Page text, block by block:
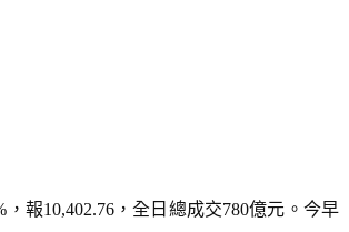
報10,402.76，全日總成交780億元。今早